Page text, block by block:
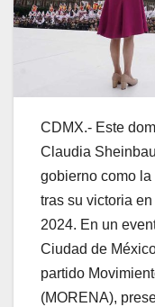
CDMX.- Este
Claudia
gobierno como
tras su victoria
2024. En un
Ciudad de
partido
(MORENA),